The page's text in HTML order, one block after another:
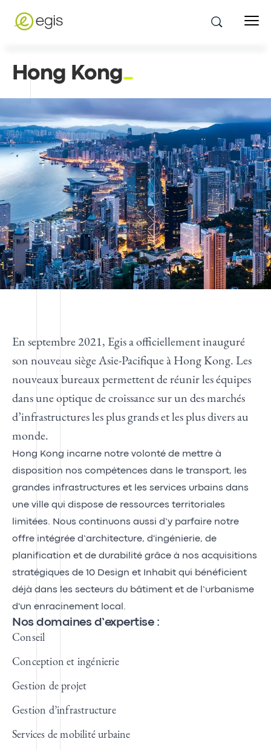
Hong Kong
En septembre 2021, Egis a officiellement inauguré
son nouveau siège Asie-Pacifique à Hong Kong. Les
nouveaux bureaux permettent de réunir les équipes
dans une optique de croissance sur un des marchés
d’infrastructures les plus grands et les plus divers au
monde.
Hong Kong incarne notre volonté de mettre à
disposition nos compétences dans le transport, les
grandes infrastructures et les services urbains dans
une ville qui dispose de ressources territoriales
limitées. Nous continuons aussi d’y parfaire notre
offre intégrée d’architecture, d'ingénierie, de
planification et de durabilité grâce à nos acquisitions
stratégiques de 10 Design et Inhabit qui bénéficient
déjà dans les secteurs du bâtiment et de l’urbanisme
d'un enracinement local.
Nos domaines d’expertise :
Conseil
Conception et ingénierie
Gestion de projet
Gestion d’infrastructure
Services de mobilité urbaine